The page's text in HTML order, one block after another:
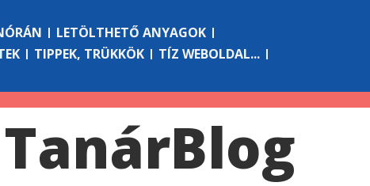
LETÖLTHETŐ ANYAGOK
TIPPEK, TRÜKKÖK
TÍZ WEBOLDAL...
TanárBlog